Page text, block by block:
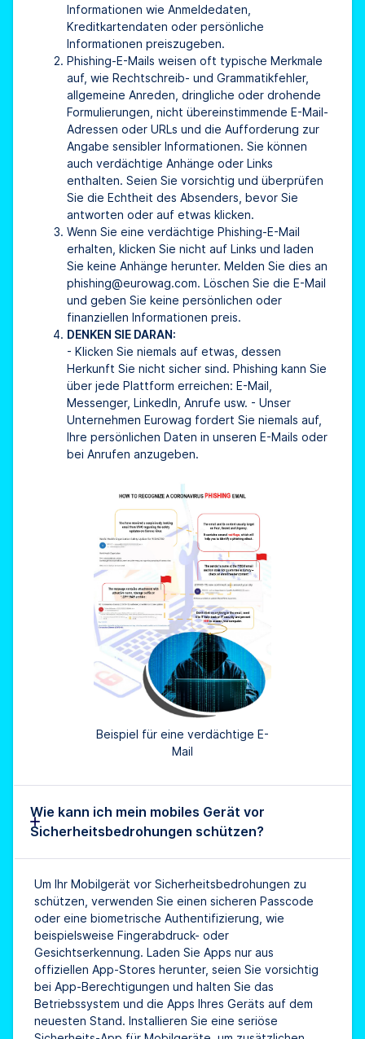
Informationen wie Anmeldedaten,
Kreditkartendaten oder persönliche
Informationen preiszugeben.
Phishing-E-Mails weisen oft typische Merkmale
auf, wie Rechtschreib- und Grammatikfehler,
allgemeine Anreden, dringliche oder drohende
Formulierungen, nicht übereinstimmende E-Mail-
Adressen oder URLs und die Aufforderung zur
Angabe sensibler Informationen. Sie können
auch verdächtige Anhänge oder Links
enthalten. Seien Sie vorsichtig und überprüfen
Sie die Echtheit des Absenders, bevor Sie
antworten oder auf etwas klicken.
Wenn Sie eine verdächtige Phishing-E-Mail
erhalten, klicken Sie nicht auf Links und laden
Sie keine Anhänge herunter. Melden Sie dies an
phishing@eurowag.com. Löschen Sie die E-Mail
und geben Sie keine persönlichen oder
finanziellen Informationen preis.
DENKEN SIE DARAN:
- Klicken Sie niemals auf etwas, dessen
Herkunft Sie nicht sicher sind. Phishing kann Sie
über jede Plattform erreichen: E-Mail,
Messenger, LinkedIn, Anrufe usw. - Unser
Unternehmen Eurowag fordert Sie niemals auf,
Ihre persönlichen Daten in unseren E-Mails oder
bei Anrufen anzugeben.
Beispiel für eine verdächtige E-
Mail
Wie kann ich mein mobiles Gerät vor
Sicherheitsbedrohungen schützen?
Um Ihr Mobilgerät vor Sicherheitsbedrohungen zu
schützen, verwenden Sie einen sicheren Passcode
oder eine biometrische Authentifizierung, wie
beispielsweise Fingerabdruck- oder
Gesichtserkennung. Laden Sie Apps nur aus
offiziellen App-Stores herunter, seien Sie vorsichtig
bei App-Berechtigungen und halten Sie das
Betriebssystem und die Apps Ihres Geräts auf dem
neuesten Stand. Installieren Sie eine seriöse